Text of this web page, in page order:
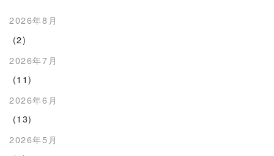
2026年8月
(2)
2026年7月
(11)
2026年6月
(13)
2026年5月